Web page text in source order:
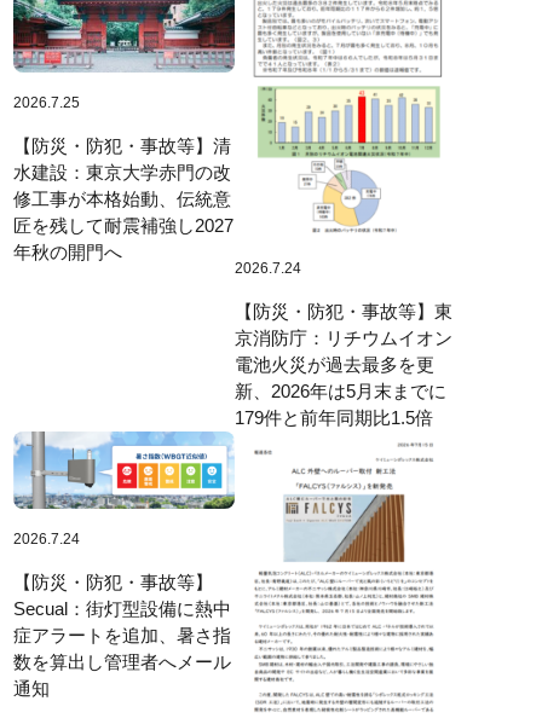
2026.7.25
【防災・防犯・事故等】清
水建設：東京大学赤門の改
修工事が本格始動、伝統意
匠を残して耐震補強し2027
年秋の開門へ
2026.7.24
【防災・防犯・事故等】東
京消防庁：リチウムイオン
電池火災が過去最多を更
新、2026年は5月末までに
179件と前年同期比1.5倍
2026.7.24
【防災・防犯・事故等】
Secual：街灯型設備に熱中
症アラートを追加、暑さ指
数を算出し管理者へメール
通知